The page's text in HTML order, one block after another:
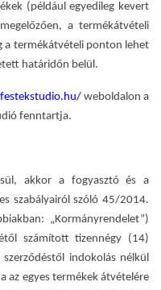
(például egyedileg kevert
a termékátvételi
a termékátvételi ponton lehet
határidőn belül.
weboldalon a
fenntartja.
akkor a fogyasztó és a
szabályairól szóló 45/2014.
„Kormányrendelet”)
számított tizennégy (14)
indokolás nélkül
az egyes termékek átvételére